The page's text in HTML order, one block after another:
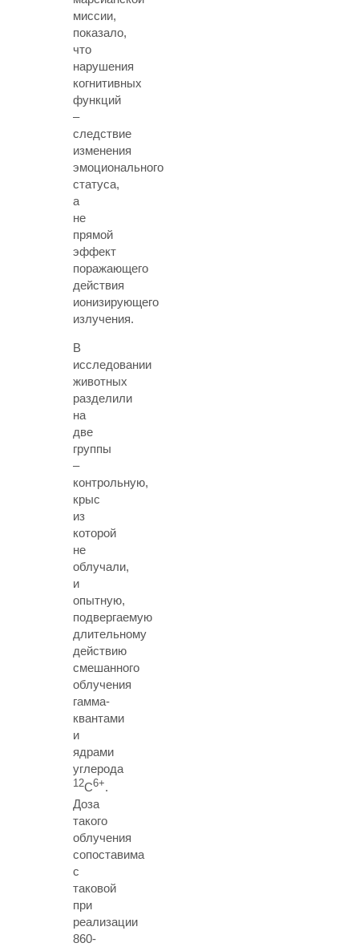
миссии,
показало,
что
нарушения
когнитивных
функций
–
следствие
изменения
эмоционального
статуса,
а
не
прямой
эффект
поражающего
действия
ионизирующего
излучения.
В
исследовании
животных
разделили
на
две
группы
–
контрольную,
крыс
из
которой
не
облучали,
и
опытную,
подвергаемую
длительному
действию
смешанного
облучения
гамма-
квантами
и
ядрами
углерода
12C6+.
Доза
такого
облучения
сопоставима
с
таковой
при
реализации
860-